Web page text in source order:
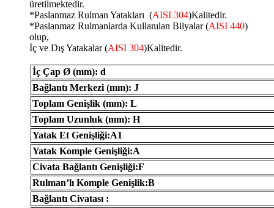
üretilmektedir.
*Paslanmaz Rulman Yatakları (AISI 304)Kalitedir.
*Paslanmaz Rulmanlarda Kullanılan Bilyalar (AISI 440)
olup,
İç ve Dış Yatakalar (AISI 304)Kalitedir.
İç Çap Ø (mm): d
Bağlantı Merkezi (mm): J
Toplam Genişlik (mm): L
Toplam Uzunluk (mm): H
Yatak Et Genişliği:A1
Yatak Komple Genişliği:A
Civata Bağlantı Genişliği:F
Rulman’lı Komple Genişlik:B
Bağlantı Civatası :